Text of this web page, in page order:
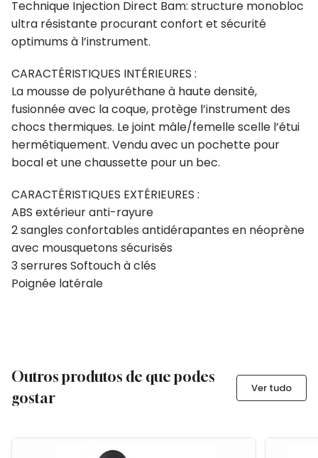
Technique Injection Direct Bam: structure monobloc
ultra résistante procurant confort et sécurité
optimums à l’instrument.
CARACTÉRISTIQUES INTÉRIEURES :
La mousse de polyuréthane à haute densité,
fusionnée avec la coque, protège l’instrument des
chocs thermiques. Le joint mâle/femelle scelle l’étui
hermétiquement. Vendu avec un pochette pour
bocal et une chaussette pour un bec.
CARACTÉRISTIQUES EXTÉRIEURES :
ABS extérieur anti-rayure
2 sangles confortables antidérapantes en néoprène
avec mousquetons sécurisés
3 serrures Softouch à clés
Poignée latérale
Outros produtos de que podes
gostar
Ver tudo